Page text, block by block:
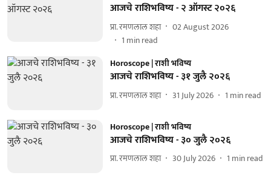
आजचे राशिभविष्य - २ ऑगस्ट २०२६
प्रा. रमणलाल शहा
02 August 2026
1 min read
Horoscope | राशी भविष्य
आजचे राशिभविष्य - ३१ जुलै २०२६
प्रा. रमणलाल शहा 31 July 2026 1 min read
Horoscope | राशी भविष्य
आजचे राशिभविष्य - ३० जुलै २०२६
प्रा. रमणलाल शहा 30 July 2026 1 min read